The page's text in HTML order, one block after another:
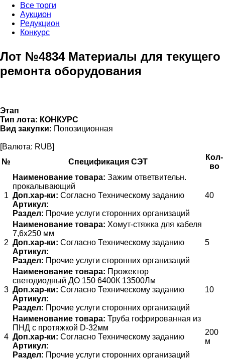
Все торги
Аукцион
Редукцион
Конкурс
Лот №4834 Материалы для текущего
ремонта оборудования
Этап
Тип лота: КОНКУРС
Вид закупки: Попозиционная
[Валюта: RUB]
№
Спецификация СЭТ
Кол-
во
1
Наименование товара: Зажим ответвительн.
прокалывающий
Доп.хар-ки: Согласно Техническому заданию
Артикул:
Раздел: Прочие услуги сторонних организаций
40
2
Наименование товара: Хомут-стяжка для кабеля
7,6х250 мм
Доп.хар-ки: Согласно Техническому заданию
Артикул:
Раздел: Прочие услуги сторонних организаций
5
3
Наименование товара: Прожектор
светодиодный ДО 150 6400К 13500Лм
Доп.хар-ки: Согласно Техническому заданию
Артикул:
Раздел: Прочие услуги сторонних организаций
10
4
Наименование товара: Труба гофрированная из
ПНД с протяжкой D-32мм
Доп.хар-ки: Согласно Техническому заданию
Артикул:
Раздел: Прочие услуги сторонних организаций
200
м